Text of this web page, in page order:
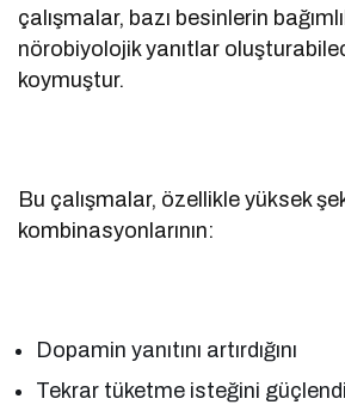
çalışmalar, bazı besinlerin
nörobiyolojik yanıtlar
koymuştur.
Bu çalışmalar, özellikle yüksek
kombinasyonlarının:
Dopamin yanıtını artırdığını
Tekrar tüketme isteğini